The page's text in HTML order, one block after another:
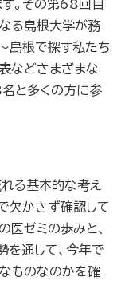
。その第68回目
る島根大学が務
～島根で探す私たち
などさまざまな
と多くの方に参
る基本的な考え
欠かさず確認して
医ゼミの歩みと、
を通して、今年で
ものなのかを確